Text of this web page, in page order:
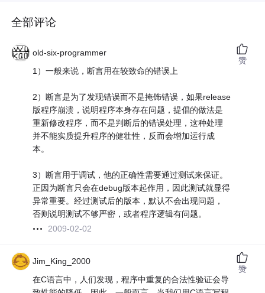
全部评论
old-six-programmer
1）一般来说，断言用在较致命的错误上
2）断言是为了发现错误而不是掩饰错误，如果release
版程序崩溃，说明程序本身存在问题，提倡的做法是
重新修改程序，而不是判断后的错误处理，这种处理
并不能实质提升程序的健壮性，反而会增加运行成
本。
3）断言用于调试，他的正确性需要通过测试来保证。
正因为断言只会在debug版本起作用，因此测试就显得
异常重要。经过测试后的版本，默认不会出现问题，
否则说明测试不够严密，或者程序逻辑有问题。
2009-02-02
赞
Jim_King_2000
在C语言中，人们发现，程序中重复的合法性验证会导
赞